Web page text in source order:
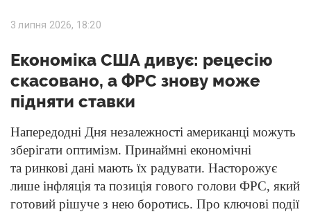
3 липня 2026, 18:20
Економіка США дивує: рецесію
скасовано, а ФРС знову може
підняти ставки
Напередодні Дня незалежності американці можуть
зберігати оптимізм. Принаймні економічні
та ринкові дані мають їх радувати. Насторожує
лише інфляція та позиція гового голови ФРС, який
готовий рішуче з нею боротись. Про ключові події